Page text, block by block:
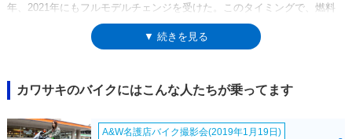
年、2021年にもフルモデルチェンジを受けた。このタイミングで、燃料
噴射はキャブレターからフーエルインジェクションに換装された。このこ
とで、冷間時の始動性や標高の高い場所での扱いやすさも向上。ヘッドラ
された。※日本市場未発売
▼ 続きを見る
カワサキのバイクにはこんな人たちが乗ってます
A&W名護店バイク撮影会(2019年1月19日)